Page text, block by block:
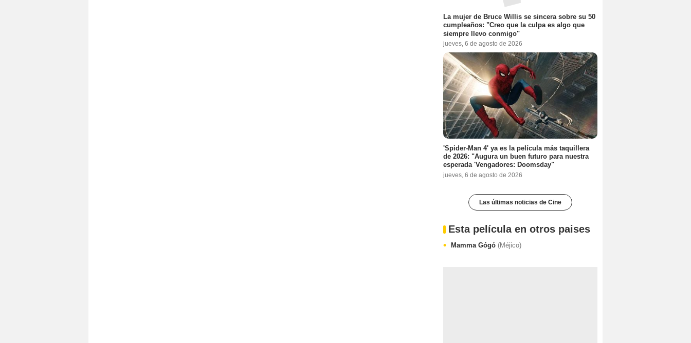
La mujer de Bruce Willis se sincera sobre su 50
cumpleaños: "Creo que la culpa es algo que
siempre llevo conmigo"
jueves, 6 de agosto de 2026
'Spider-Man 4' ya es la película más taquillera
de 2026: "Augura un buen futuro para nuestra
esperada 'Vengadores: Doomsday"
jueves, 6 de agosto de 2026
Las últimas noticias de Cine
Esta película en otros paises
Mamma Gógó (Méjico)